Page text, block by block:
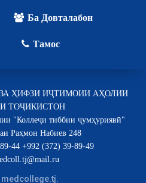
Ба Довталабон
Тамос
ҲИФЗИ ИҶТИМОИИ АҲОЛИИ
ТОҶИКИСТОН
"Коллеҷи тиббии ҷумҳуриявӣ"
Раҳмон Набиев 248
44 +992 (372) 39-89-49